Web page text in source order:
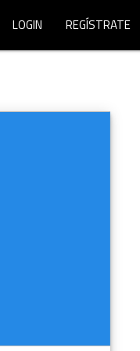
LOGIN REGÍSTRATE